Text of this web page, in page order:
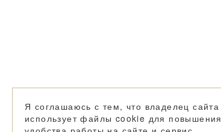
Я соглашаюсь с тем, что владелец сайта
использует файлы cookie для повышения